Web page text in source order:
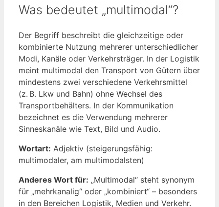
Was bedeutet „multimodal“?
Der Begriff beschreibt die gleichzeitige oder
kombinierte Nutzung mehrerer unterschiedlicher
Modi, Kanäle oder Verkehrsträger. In der Logistik
meint multimodal den Transport von Gütern über
mindestens zwei verschiedene Verkehrsmittel
(z. B. Lkw und Bahn) ohne Wechsel des
Transportbehälters. In der Kommunikation
bezeichnet es die Verwendung mehrerer
Sinneskanäle wie Text, Bild und Audio.
Wortart: Adjektiv (steigerungsfähig:
multimodaler, am multimodalsten)
Anderes Wort für: „Multimodal“ steht synonym
für „mehrkanalig“ oder „kombiniert“ – besonders
in den Bereichen Logistik, Medien und Verkehr.